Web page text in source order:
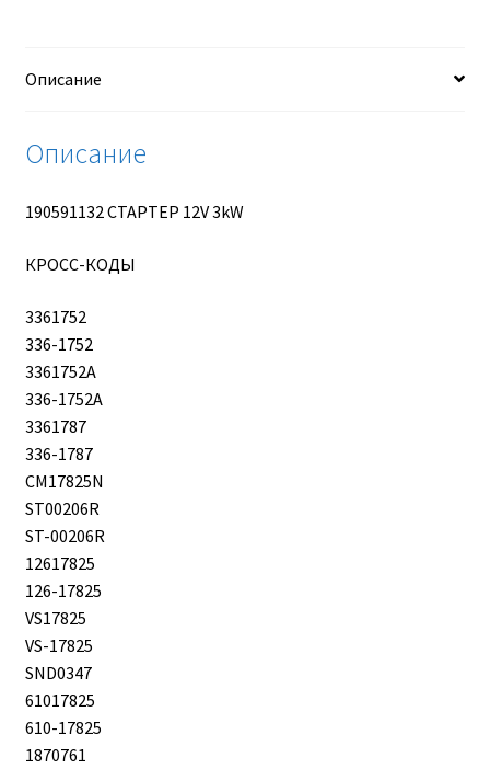
Описание
Описание
190591132 СТАРТЕР 12V 3kW
КРОСС-КОДЫ
3361752
336-1752
3361752A
336-1752A
3361787
336-1787
CM17825N
ST00206R
ST-00206R
12617825
126-17825
VS17825
VS-17825
SND0347
61017825
610-17825
1870761